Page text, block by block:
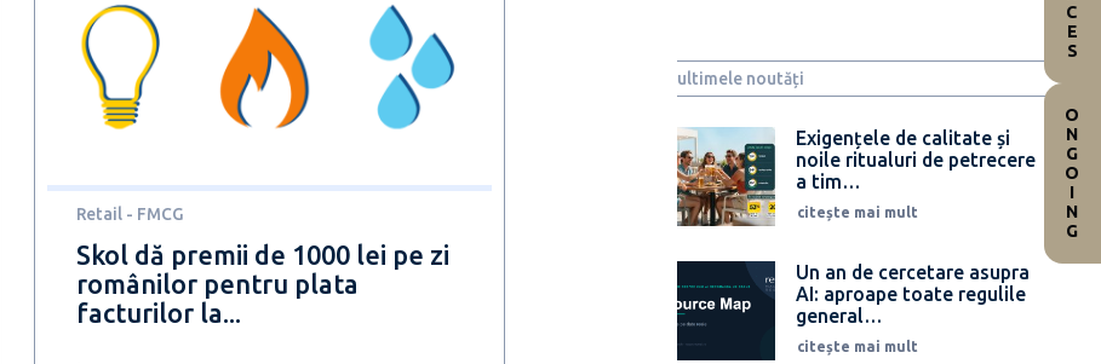
Retail - FMCG
Skol dă premii de 1000 lei pe zi
românilor pentru plata
facturilor la...
ultimele noutăți
Exigențele de calitate și
noile ritualuri de petrecere
a tim…
citește mai mult
Un an de cercetare asupra
AI: aproape toate regulile
general…
citește mai mult
ONGOING